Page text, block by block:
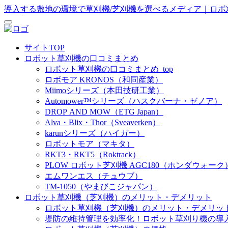
導入する敷地の環境で草刈機/芝刈機を選べるメディア｜ロボ
サイトTOP
ロボット草刈機の口コミまとめ
ロボット草刈機の口コミまとめ_top
ロボモア KRONOS（和同産業）
Miimoシリーズ（本田技研工業）
Automower™シリーズ（ハスクバーナ・ゼノア）
DROP AND MOW（ETG Japan）
Alva・​Blix・​Thor（Sveaverken）
karunシリーズ（ハイガー）
ロボットモア（マキタ）
RKT3・RKT5（Roktrack）
PLOW ロボット芝刈機 AGC180（ホンダウォーク）
エムワンエス（チュウブ）
TM-1050（やまびこジャパン）
ロボット草刈機（芝刈機）のメリット・デメリット
ロボット草刈機（芝刈機）のメリット・デメリッ
堤防の維持管理を効率化！ロボット草刈り機の導